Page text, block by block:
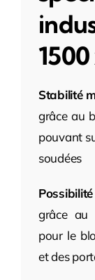
Stabilité
grâce au
pouvant
soudées
grâce au
pour le
et des